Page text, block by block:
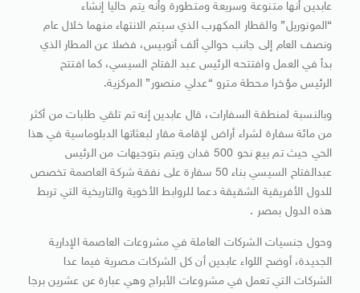
عابدين أنها متنوعة وسريعة ومتطورة وأنه يتم حاليا إنشاء
“المونوريل” والقطار المكهرب الذي سيتم الانتهاء منهما خلال عام
ونصف العام إلى جانب حوالي ألف أتوبيس، فضلا عن المطار الذي
بدأ في العمل وافتتحه الرئيس عبد الفتاح السيسي، كما افتتح
الرئيس مؤخرا محطة مترو “عدلي منصور” المركزية.
وبالنسبة لمنطقة السفارات، قال عابدين إنه تم تلقي طلبات من أكثر
من مائة سفارة لشراء أراض لإقامة مقار لبعثاتها الدبلوماسية في هذا
الحي حيث تم بيع نحو 500 فدان ويتم بتوجيهات من الرئيس
عبدالفتاح السيسي بناء 50 سفارة على نفقة شركة العاصمة تخصص
للدول الأفريقية الشقيقة دعما للروابط الأخوية والتاريخية التي تربط
هذه الدول بمصر .
وحول جنسيات الشركات العاملة في مشروعات العاصمة الإدارية
الجديدة، أوضح اللواء عابدين أن كل الشركات مصرية فيما عدا
الشركات التي تعمل في مشروعات الأبراج وهي عبارة عن عشرين برجا